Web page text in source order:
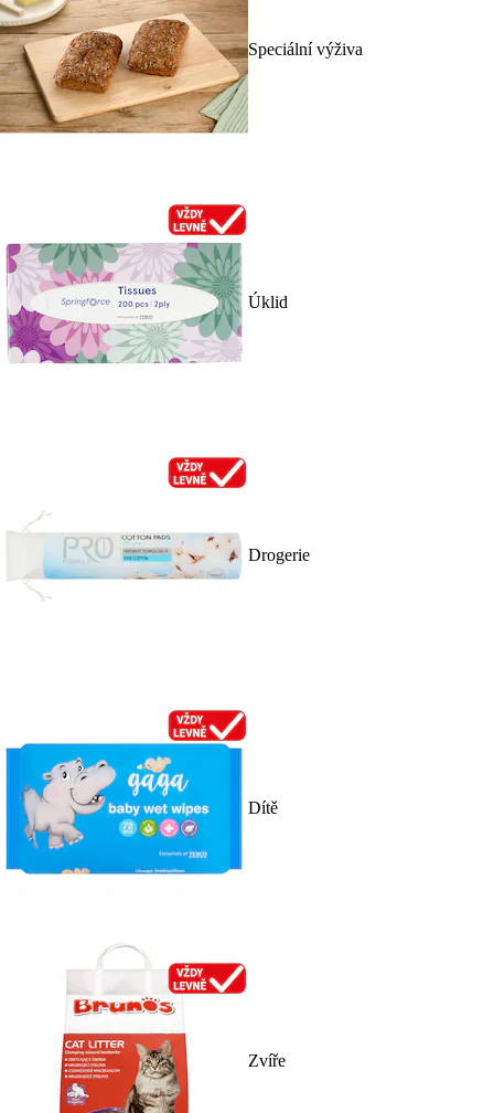
Speciální výživa
Úklid
Drogerie
Dítě
Zvíře